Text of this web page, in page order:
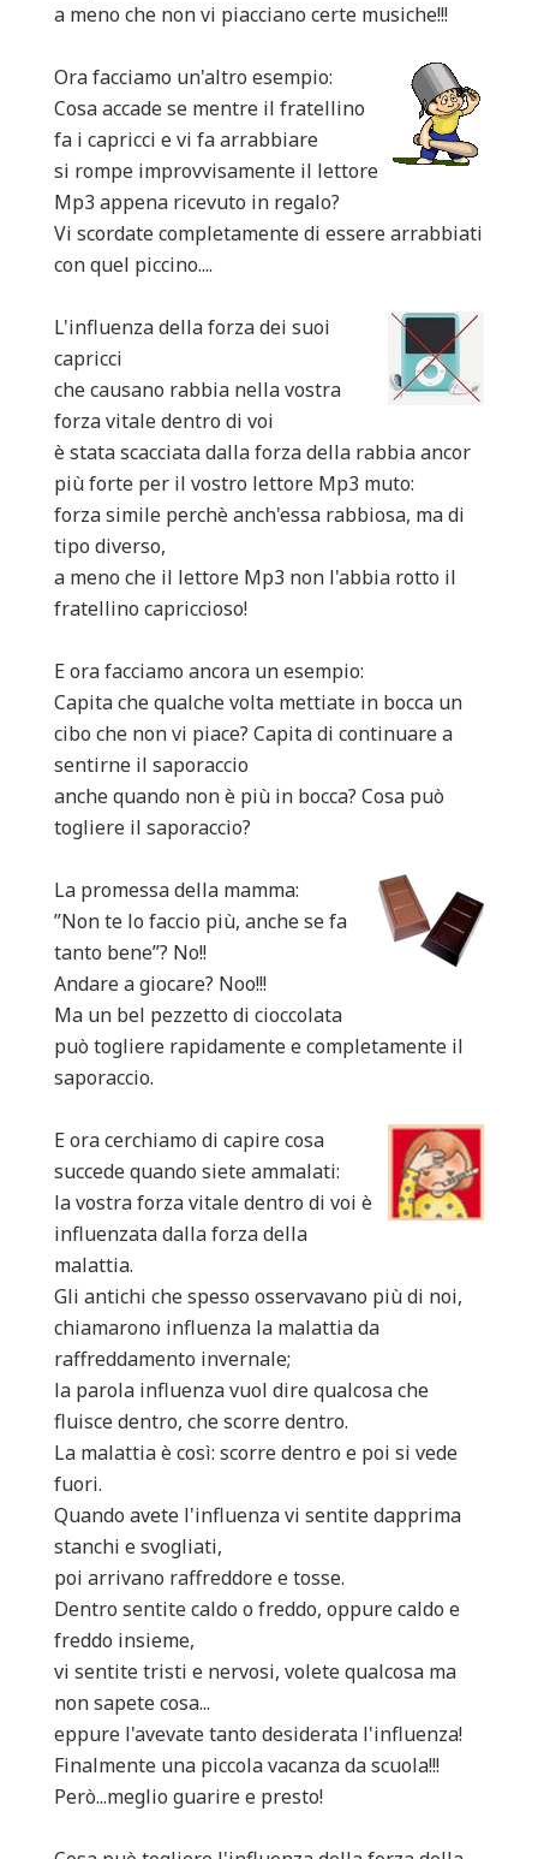
a meno che non vi piacciano certe musiche!!!
Ora facciamo un'altro esempio:
Cosa accade se mentre il fratellino
fa i capricci e vi fa arrabbiare
si rompe improvvisamente il lettore
Mp3 appena ricevuto in regalo?
Vi scordate completamente di essere arrabbiati
con quel piccino....
L'influenza della forza dei suoi
capricci
che causano rabbia nella vostra
forza vitale dentro di voi
è stata scacciata dalla forza della rabbia ancor
più forte per il vostro lettore Mp3 muto:
forza simile perchè anch'essa rabbiosa, ma di
tipo diverso,
a meno che il lettore Mp3 non l'abbia rotto il
fratellino capriccioso!
E ora facciamo ancora un esempio:
Capita che qualche volta mettiate in bocca un
cibo che non vi piace? Capita di continuare a
sentirne il saporaccio
anche quando non è più in bocca? Cosa può
togliere il saporaccio?
La promessa della mamma:
”Non te lo faccio più, anche se fa
tanto bene”? No!!
Andare a giocare? Noo!!!
Ma un bel pezzetto di cioccolata
può togliere rapidamente e completamente il
saporaccio.
E ora cerchiamo di capire cosa
succede quando siete ammalati:
la vostra forza vitale dentro di voi è
influenzata dalla forza della
malattia.
Gli antichi che spesso osservavano più di noi,
chiamarono influenza la malattia da
raffreddamento invernale;
la parola influenza vuol dire qualcosa che
fluisce dentro, che scorre dentro.
La malattia è così: scorre dentro e poi si vede
fuori.
Quando avete l'influenza vi sentite dapprima
stanchi e svogliati,
poi arrivano raffreddore e tosse.
Dentro sentite caldo o freddo, oppure caldo e
freddo insieme,
vi sentite tristi e nervosi, volete qualcosa ma
non sapete cosa...
eppure l'avevate tanto desiderata l'influenza!
Finalmente una piccola vacanza da scuola!!!
Però...meglio guarire e presto!